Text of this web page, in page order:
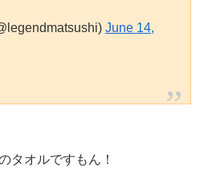
June 14,
タオルですもん！